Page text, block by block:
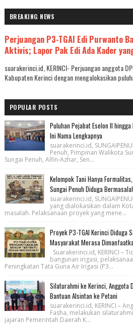
BREAKING NEWS
Perjuangan P3-TGAI Edi Purwanto
Aktivis; Lapor Pak Edi Ada Kader
suarakerinci.id, KERINCI- Perjuangan anggota
Kabupaten Kerinci dengan mengalokasikan
POPULAR POSTS
Puluhan Pejabat Eselon II
Ini Nama Lengkapnya
suarakerinci.id,
Penuh, Pimpinan Walikota
Sungai Penuh, Alfin-Azhar, Sen...
Kelompok Tani Hanya
Sungai Penuh Diduga
suarakerinci.id,
yang dialokasikan dalam
masalah. Pelaksanaan proyek yang mene...
Proyek P3-TGAI Kerinci Diduga
Masyarakat Merasa
Suarakerinci.id, KERINCI –
bangunan irigasi,
Peningkatan Tata Guna Air Irigasi (P3...
Silaturahmi ke Kerinci, Anggota
Bantuan Alsintan ke Petani
suarakerinci.id, KERINCI –
Fasha, melakukan
jajaran Pemerintah Daerah K...